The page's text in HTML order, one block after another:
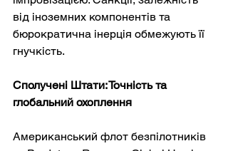
від іноземних компонентів та
бюрократична інерція обмежують її
гнучкість.
Сполучені Штати: Точність та
глобальний охоплення
Американський флот безпілотників